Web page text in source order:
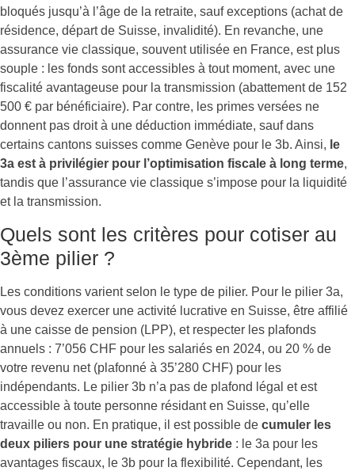
bloqués jusqu’à l’âge de la retraite, sauf exceptions (achat de
résidence, départ de Suisse, invalidité). En revanche, une
assurance vie classique, souvent utilisée en France, est plus
souple : les fonds sont accessibles à tout moment, avec une
fiscalité avantageuse pour la transmission (abattement de 152
500 € par bénéficiaire). Par contre, les primes versées ne
donnent pas droit à une déduction immédiate, sauf dans
certains cantons suisses comme Genève pour le 3b. Ainsi, le
3a est à privilégier pour l’optimisation fiscale à long terme,
tandis que l’assurance vie classique s’impose pour la liquidité
et la transmission.
Quels sont les critères pour cotiser au
3ème pilier ?
Les conditions varient selon le type de pilier. Pour le pilier 3a,
vous devez exercer une activité lucrative en Suisse, être affilié
à une caisse de pension (LPP), et respecter les plafonds
annuels : 7’056 CHF pour les salariés en 2024, ou 20 % de
votre revenu net (plafonné à 35’280 CHF) pour les
indépendants. Le pilier 3b n’a pas de plafond légal et est
accessible à toute personne résidant en Suisse, qu’elle
travaille ou non. En pratique, il est possible de cumuler les
deux piliers pour une stratégie hybride : le 3a pour les
avantages fiscaux, le 3b pour la flexibilité. Cependant, les